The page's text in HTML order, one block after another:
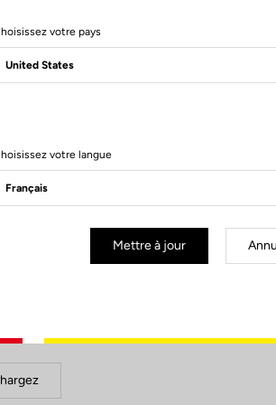
Documents à
votre pays
votre langue
Mettre à jour